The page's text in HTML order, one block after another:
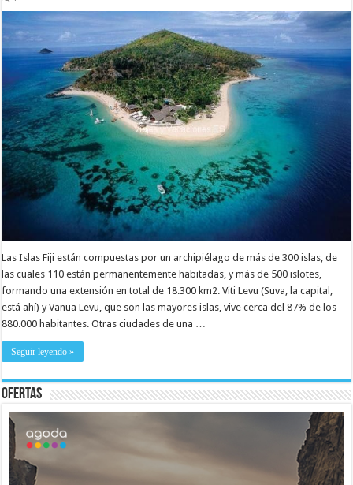
Las Islas Fiji están compuestas por un archipiélago de más de 300 islas, de
las cuales 110 están permanentemente habitadas, y más de 500 islotes,
formando una extensión en total de 18.300 km2. Viti Levu (Suva, la capital,
está ahí) y Vanua Levu, que son las mayores islas, vive cerca del 87% de los
880.000 habitantes. Otras ciudades de una …
Seguir leyendo »
Ofertas